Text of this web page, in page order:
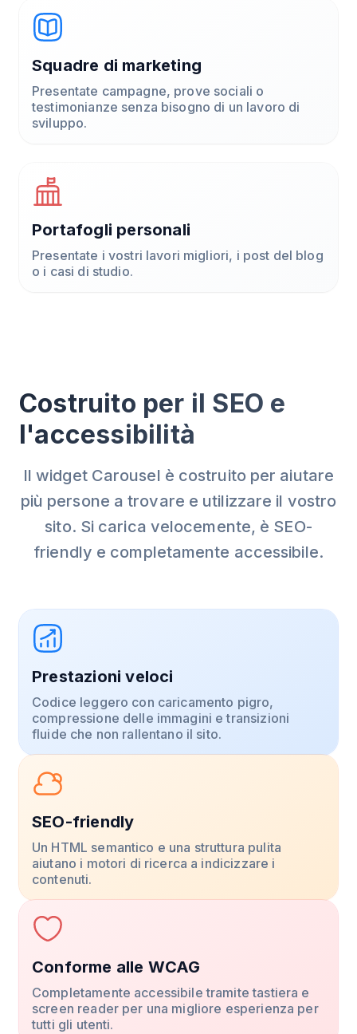
Squadre di marketing
Presentate campagne, prove sociali o
testimonianze senza bisogno di un lavoro di
sviluppo.
Portafogli personali
Presentate i vostri lavori migliori, i post del blog
o i casi di studio.
Costruito per il SEO e
l'accessibilità
Il widget Carousel è costruito per aiutare
più persone a trovare e utilizzare il vostro
sito. Si carica velocemente, è SEO-
friendly e completamente accessibile.
Prestazioni veloci
Codice leggero con caricamento pigro,
compressione delle immagini e transizioni
fluide che non rallentano il sito.
SEO-friendly
Un HTML semantico e una struttura pulita
aiutano i motori di ricerca a indicizzare i
contenuti.
Conforme alle WCAG
Completamente accessibile tramite tastiera e
screen reader per una migliore esperienza per
tutti gli utenti.